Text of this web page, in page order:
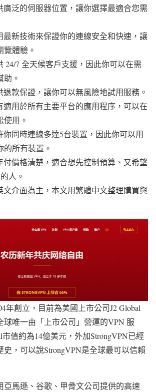
廣泛的伺服器位置，讓你選擇最適合您需
最新技術來保證你的連線安全和快速，讓
覽體驗。
24/7 全天候客戶支援，因此你可以在需
助。
退款保證，讓你可以無風險地試用服務。
適用於所有主要平台的應用程序，可以在
使用。
你同時連線多達5台裝置，因此你可以用
所有裝置。
付價格清楚，適合想先控制預算、又希望
人。
文介面為主，本文用繁體中文整理購買與
年創立，目前為美國上市公司J2 Global
球唯一由「上市公司」營運的VPN 服
市值約為14億美元，外加StrongVPN已經
史，可以說StrongVPN是全球最可以信賴
亞馬遜、谷歌、甲骨文公司提供的高速